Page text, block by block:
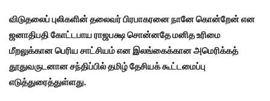
விடுதலைப் புலிகளின் தலைவர் பிரபாகரனை நானே கொன்றேன் என
ஜனாதிபதி கோட்டபாய ராஜபக்ஷ சொன்னதே மனித உரிமை
மீறலுக்கான பெரிய சாட்சியம் என இலங்கைக்கான அமெரிக்கத்
தூதுவருடனான சந்திப்பில் தமிழ் தேசியக் கூட்டமைப்பு
எடுத்துரைத்துள்ளது.